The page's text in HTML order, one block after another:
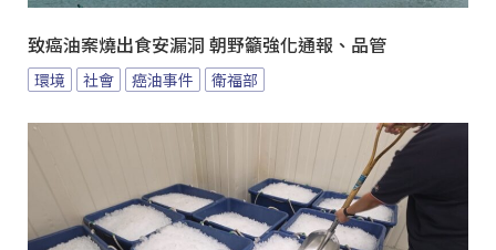
致癌油案燒出食安漏洞 朝野籲強化通報、品管
環境 社會 癌油事件 衛福部